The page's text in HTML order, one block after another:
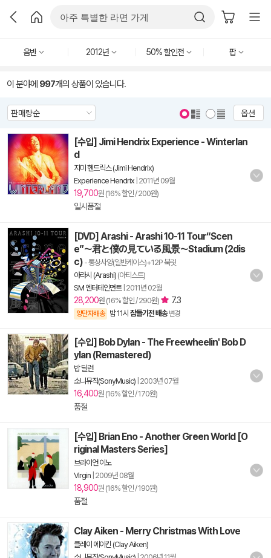
음반 2012년 50% 할인전 팝
이 분야에 997개의 상품이 있습니다.
옵션
[수입] Jimi Hendrix Experience - Winterlan
d
지미 헨드릭스 (Jimi Hendrix)
Experience Hendrix 2011년 09월
19,700원 (16% 할인 / 200원)
일시품절
[DVD] Arashi - Arashi 10-11 Tour“Scen
e”～君と僕の見ている風景～Stadium (2dis
c) - 통상사양(일반케이스)+12P 북릿
아라시 (Arashi) (아티스트)
SM 엔터테인먼트| 2011년 02월
28,200원 (16% 할인 / 290원) 7.3
양탄자배송 밤 11시 잠들기전 배송 변경
[수입] Bob Dylan - The Freewheelin' Bob D
ylan (Remastered)
밥 딜런
소니뮤직(SonyMusic) 2003년 07월
16,400원 (16% 할인 / 170원)
품절
[수입] Brian Eno - Another Green World [O
riginal Masters Series]
브라이언 이노
Virgin 2009년 08월
18,900원 (16% 할인 / 190원)
품절
Clay Aiken - Merry Christmas With Love
클레이 에이킨 (Clay Aiken)